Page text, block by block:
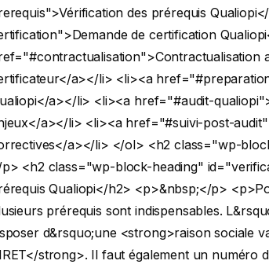
des prérequis
de certification
a></li> <li><a
a></li> <li><a href="#audit-
a></li> <li><a href="#suivi-post-
a></li> </ol> <h2 class="wp-
<h2 class="wp-block-heading"
Qualiopi</h2> <p>&nbsp;</p>
prérequis sont indispensables.
d&rsquo;une <strong>raison sociale
strong>. Il faut également un numéro